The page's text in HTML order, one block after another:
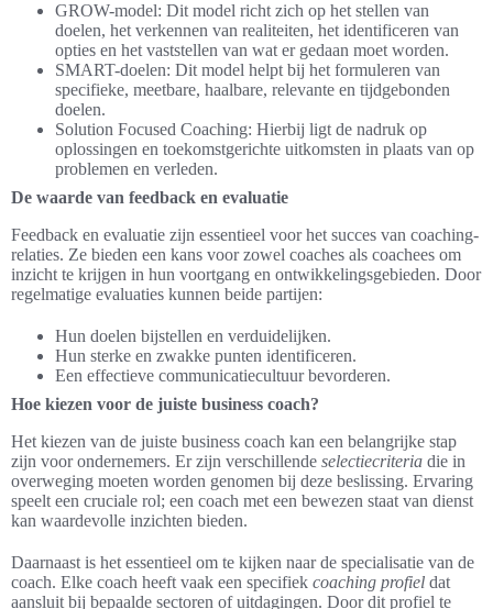
GROW-model: Dit model richt zich op het stellen van
doelen, het verkennen van realiteiten, het identificeren van
opties en het vaststellen van wat er gedaan moet worden.
SMART-doelen: Dit model helpt bij het formuleren van
specifieke, meetbare, haalbare, relevante en tijdgebonden
doelen.
Solution Focused Coaching: Hierbij ligt de nadruk op
oplossingen en toekomstgerichte uitkomsten in plaats van op
problemen en verleden.
De waarde van feedback en evaluatie
Feedback en evaluatie zijn essentieel voor het succes van coaching-
relaties. Ze bieden een kans voor zowel coaches als coachees om
inzicht te krijgen in hun voortgang en ontwikkelingsgebieden. Door
regelmatige evaluaties kunnen beide partijen:
Hun doelen bijstellen en verduidelijken.
Hun sterke en zwakke punten identificeren.
Een effectieve communicatiecultuur bevorderen.
Hoe kiezen voor de juiste business coach?
Het kiezen van de juiste business coach kan een belangrijke stap
zijn voor ondernemers. Er zijn verschillende selectiecriteria die in
overweging moeten worden genomen bij deze beslissing. Ervaring
speelt een cruciale rol; een coach met een bewezen staat van dienst
kan waardevolle inzichten bieden.
Daarnaast is het essentieel om te kijken naar de specialisatie van de
coach. Elke coach heeft vaak een specifiek coaching profiel dat
aansluit bij bepaalde sectoren of uitdagingen. Door dit profiel te